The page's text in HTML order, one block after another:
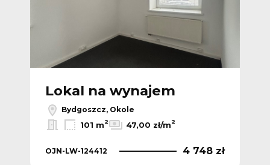
Lokal na wynajem
Bydgoszcz, Okole
101 m2 47,00 zł/m2
OJN-LW-124412 4 748 zł